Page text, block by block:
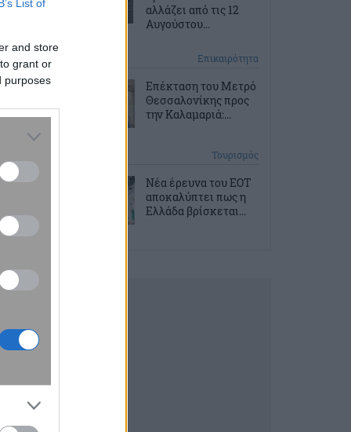
List of
and store
grant or
purposes
αλλάζει από τις 12
Αυγούστου...
Επικαιρότητα
Επέκταση του Μετρό
Θεσσαλονίκης προς
την Καλαμαριά:...
Τουρισμός
Νέα έρευνα του ΕΟΤ
αποκαλύπτει πως η
Ελλάδα βρίσκεται...